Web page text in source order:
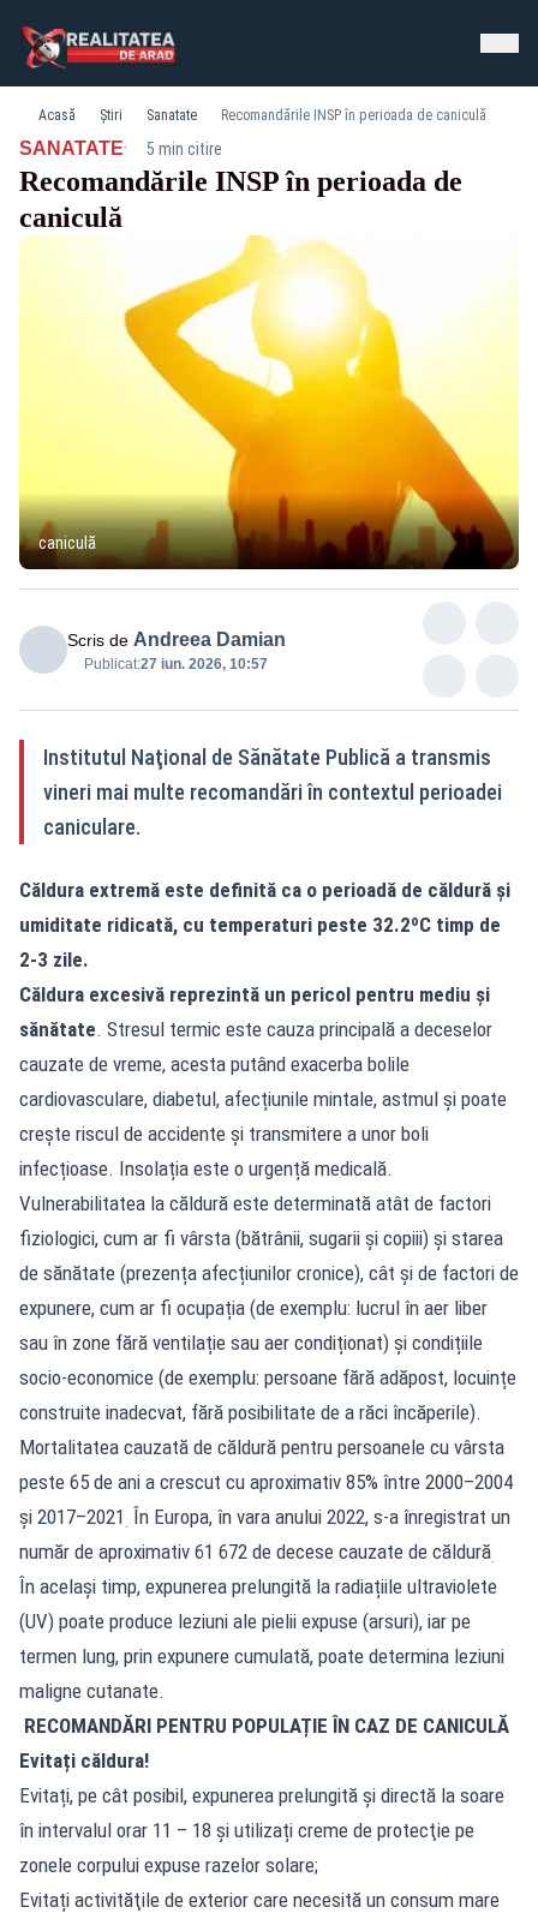
Acasă Știri Sanatate Recomandările INSP în perioada de caniculă
SANATATE· 5 min citire
Recomandările INSP în perioada de
caniculă
caniculă
Scris de Andreea Damian
Publicat:27 iun. 2026, 10:57
Institutul Naţional de Sănătate Publică a transmis
vineri mai multe recomandări în contextul perioadei
caniculare.
Căldura extremă este definită ca o perioadă de căldură și
umiditate ridicată, cu temperaturi peste 32.2ºC timp de
2-3 zile.
Căldura excesivă reprezintă un pericol pentru mediu și
sănătate. Stresul termic este cauza principală a deceselor
cauzate de vreme, acesta putând exacerba bolile
cardiovasculare, diabetul, afecțiunile mintale, astmul și poate
crește riscul de accidente și transmitere a unor boli
infecțioase. Insolația este o urgență medicală.
Vulnerabilitatea la căldură este determinată atât de factori
fiziologici, cum ar fi vârsta (bătrânii, sugarii și copiii) și starea
de sănătate (prezența afecțiunilor cronice), cât și de factori de
expunere, cum ar fi ocupația (de exemplu: lucrul în aer liber
sau în zone fără ventilație sau aer condiționat) și condițiile
socio-economice (de exemplu: persoane fără adăpost, locuințe
construite inadecvat, fără posibilitate de a răci încăperile).
Mortalitatea cauzată de căldură pentru persoanele cu vârsta
peste 65 de ani a crescut cu aproximativ 85% între 2000–2004
și 2017–2021 În Europa, în vara anului 2022, s-a înregistrat un
număr de aproximativ 61 672 de decese cauzate de căldură
În același timp, expunerea prelungită la radiațiile ultraviolete
(UV) poate produce leziuni ale pielii expuse (arsuri), iar pe
termen lung, prin expunere cumulată, poate determina leziuni
maligne cutanate.
RECOMANDĂRI PENTRU POPULAȚIE ÎN CAZ DE CANICULĂ
Evitați căldura!
Evitați, pe cât posibil, expunerea prelungită şi directă la soare
în intervalul orar 11 – 18 şi utilizați creme de protecţie pe
zonele corpului expuse razelor solare;
Evitați activităţile de exterior care necesită un consum mare